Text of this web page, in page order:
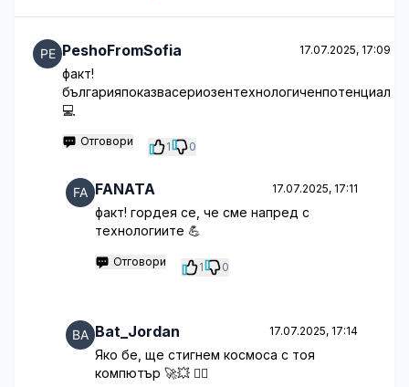
PeshoFromSofia 17.07.2025, 17:09
факт!
българияпоказвасериозентехнологиченпотенциал
💻
Отговори 1 0
FANATA 17.07.2025, 17:11
факт! гордея се, че сме напред с
технологиите 💪
Отговори 1 0
Bat_Jordan 17.07.2025, 17:14
Яко бе, ще стигнем космоса с тоя
компютър 🚀💥 🤦‍♂️